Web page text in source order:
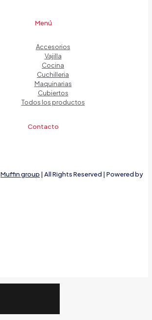
Menú
Accesorios
Vajilla
Cocina
Cuchilleria
Maquinarias
Cubiertos
Todos los productos
Contacto
Muffin group | All Rights Reserved | Powered by